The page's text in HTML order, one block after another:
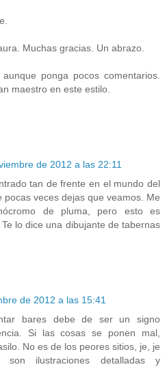
Muchas gracias. Un abrazo.
ponga pocos comentarios.
maestro en este estilo.
de 2012 a las 22:11
tan de frente en el mundo del
pocas veces dejas que veamos. Me
de pluma, pero esto es
lo dice una dibujante de tabernas
de 2012 a las 15:41
bares debe de ser un signo
Si las cosas se ponen mal,
No es de los peores sitios, je, je
ilustraciones detalladas y